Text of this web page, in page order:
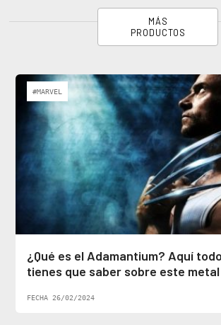
MÁS
PRODUCTOS
#MARVEL
¿Qué es el Adamantium? Aquí
tienes que saber sobre este metal
FECHA 26/02/2024